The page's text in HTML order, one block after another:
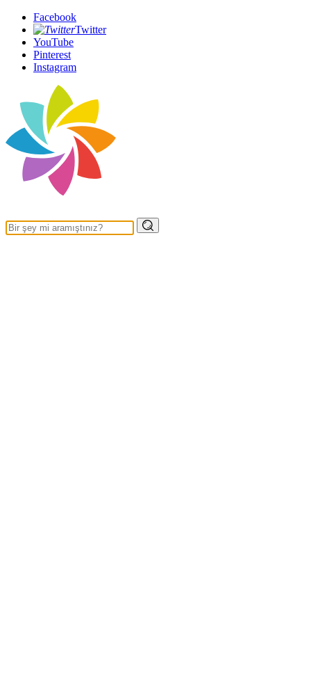
Facebook
Twitter
YouTube
Pinterest
Instagram